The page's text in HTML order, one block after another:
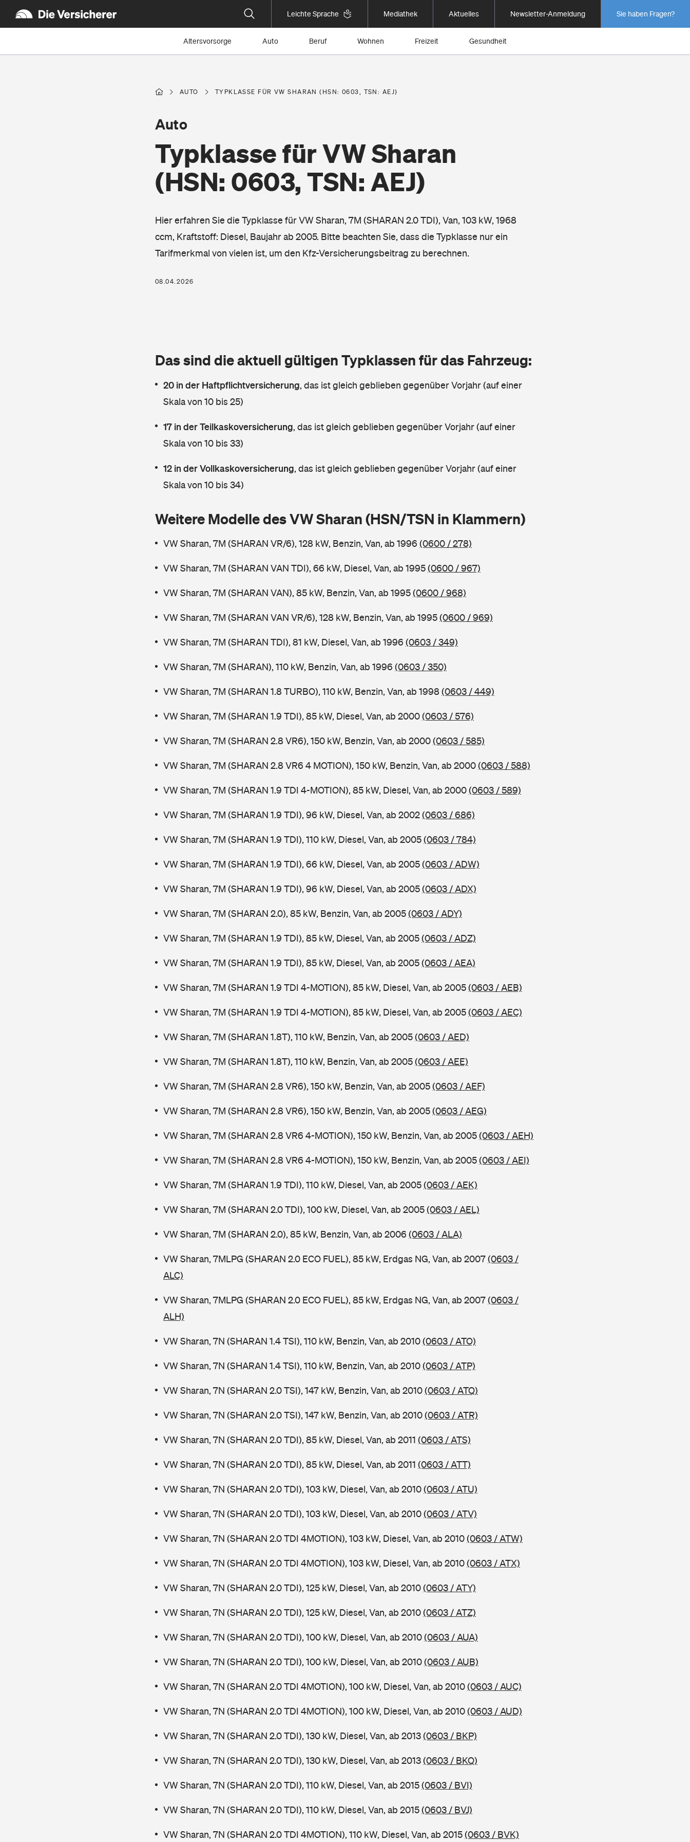
Leichte Sprache Mediathek Aktuelles Newsletter-Anmeldung Sie haben Fragen?
Altersvorsorge Auto Beruf Wohnen Freizeit Gesundheit
AUTO TYPKLASSE FÜR VW SHARAN (HSN: 0603, TSN: AEJ)
Typklasse für VW Sharan
(HSN: 0603, TSN: AEJ)
Auto
Hier erfahren Sie die Typklasse für VW Sharan, 7M (SHARAN 2.0 TDI), Van, 103 kW, 1968
ccm, Kraftstoff: Diesel, Baujahr ab 2005. Bitte beachten Sie, dass die Typklasse nur ein
Tarifmerkmal von vielen ist, um den Kfz-Versicherungsbeitrag zu berechnen.
08.04.2026
Das sind die aktuell gültigen Typklassen für das Fahrzeug:
20 in der Haftpflichtversicherung, das ist gleich geblieben gegenüber Vorjahr (auf einer
Skala von 10 bis 25)
17 in der Teilkaskoversicherung, das ist gleich geblieben gegenüber Vorjahr (auf einer
Skala von 10 bis 33)
12 in der Vollkaskoversicherung, das ist gleich geblieben gegenüber Vorjahr (auf einer
Skala von 10 bis 34)
Weitere Modelle des VW Sharan (HSN/TSN in Klammern)
VW Sharan, 7M (SHARAN VR/6), 128 kW, Benzin, Van, ab 1996 (0600 / 278)
VW Sharan, 7M (SHARAN VAN TDI), 66 kW, Diesel, Van, ab 1995(0600 / 967)
VW Sharan, 7M (SHARAN VAN), 85 kW, Benzin, Van, ab 1995(0600 / 968)
VW Sharan, 7M (SHARAN VAN VR/6), 128 kW, Benzin, Van, ab 1995(0600 / 969)
VW Sharan, 7M (SHARAN TDI), 81 kW, Diesel, Van, ab 1996 (0603 / 349)
VW Sharan, 7M (SHARAN), 110 kW, Benzin, Van, ab 1996 (0603 / 350)
VW Sharan, 7M (SHARAN 1.8 TURBO), 110 kW, Benzin, Van, ab 1998(0603 / 449)
VW Sharan, 7M (SHARAN 1.9 TDI), 85 kW, Diesel, Van, ab 2000(0603 / 576)
VW Sharan, 7M (SHARAN 2.8 VR6), 150 kW, Benzin, Van, ab 2000(0603 / 585)
VW Sharan, 7M (SHARAN 2.8 VR6 4 MOTION), 150 kW, Benzin, Van, ab 2000(0603 / 588)
VW Sharan, 7M (SHARAN 1.9 TDI 4-MOTION), 85 kW, Diesel, Van, ab 2000(0603 / 589)
VW Sharan, 7M (SHARAN 1.9 TDI), 96 kW, Diesel, Van, ab 2002(0603 / 686)
VW Sharan, 7M (SHARAN 1.9 TDI), 110 kW, Diesel, Van, ab 2005(0603 / 784)
VW Sharan, 7M (SHARAN 1.9 TDI), 66 kW, Diesel, Van, ab 2005(0603 / ADW)
VW Sharan, 7M (SHARAN 1.9 TDI), 96 kW, Diesel, Van, ab 2005(0603 / ADX)
VW Sharan, 7M (SHARAN 2.0), 85 kW, Benzin, Van, ab 2005(0603 / ADY)
VW Sharan, 7M (SHARAN 1.9 TDI), 85 kW, Diesel, Van, ab 2005(0603 / ADZ)
VW Sharan, 7M (SHARAN 1.9 TDI), 85 kW, Diesel, Van, ab 2005(0603 / AEA)
VW Sharan, 7M (SHARAN 1.9 TDI 4-MOTION), 85 kW, Diesel, Van, ab 2005(0603 / AEB)
VW Sharan, 7M (SHARAN 1.9 TDI 4-MOTION), 85 kW, Diesel, Van, ab 2005(0603 / AEC)
VW Sharan, 7M (SHARAN 1.8T), 110 kW, Benzin, Van, ab 2005(0603 / AED)
VW Sharan, 7M (SHARAN 1.8T), 110 kW, Benzin, Van, ab 2005(0603 / AEE)
VW Sharan, 7M (SHARAN 2.8 VR6), 150 kW, Benzin, Van, ab 2005(0603 / AEF)
VW Sharan, 7M (SHARAN 2.8 VR6), 150 kW, Benzin, Van, ab 2005(0603 / AEG)
VW Sharan, 7M (SHARAN 2.8 VR6 4-MOTION), 150 kW, Benzin, Van, ab 2005(0603 / AEH)
VW Sharan, 7M (SHARAN 2.8 VR6 4-MOTION), 150 kW, Benzin, Van, ab 2005(0603 / AEI)
VW Sharan, 7M (SHARAN 1.9 TDI), 110 kW, Diesel, Van, ab 2005(0603 / AEK)
VW Sharan, 7M (SHARAN 2.0 TDI), 100 kW, Diesel, Van, ab 2005(0603 / AEL)
VW Sharan, 7M (SHARAN 2.0), 85 kW, Benzin, Van, ab 2006 (0603 / ALA)
VW Sharan, 7MLPG (SHARAN 2.0 ECO FUEL), 85 kW, Erdgas NG, Van, ab 2007(0603 /
ALC)
VW Sharan, 7MLPG (SHARAN 2.0 ECO FUEL), 85 kW, Erdgas NG, Van, ab 2007(0603 /
ALH)
VW Sharan, 7N (SHARAN 1.4 TSI), 110 kW, Benzin, Van, ab 2010(0603 / ATO)
VW Sharan, 7N (SHARAN 1.4 TSI), 110 kW, Benzin, Van, ab 2010(0603 / ATP)
VW Sharan, 7N (SHARAN 2.0 TSI), 147 kW, Benzin, Van, ab 2010(0603 / ATQ)
VW Sharan, 7N (SHARAN 2.0 TSI), 147 kW, Benzin, Van, ab 2010(0603 / ATR)
VW Sharan, 7N (SHARAN 2.0 TDI), 85 kW, Diesel, Van, ab 2011 (0603 / ATS)
VW Sharan, 7N (SHARAN 2.0 TDI), 85 kW, Diesel, Van, ab 2011 (0603 / ATT)
VW Sharan, 7N (SHARAN 2.0 TDI), 103 kW, Diesel, Van, ab 2010(0603 / ATU)
VW Sharan, 7N (SHARAN 2.0 TDI), 103 kW, Diesel, Van, ab 2010(0603 / ATV)
VW Sharan, 7N (SHARAN 2.0 TDI 4MOTION), 103 kW, Diesel, Van, ab 2010(0603 / ATW)
VW Sharan, 7N (SHARAN 2.0 TDI 4MOTION), 103 kW, Diesel, Van, ab 2010(0603 / ATX)
VW Sharan, 7N (SHARAN 2.0 TDI), 125 kW, Diesel, Van, ab 2010(0603 / ATY)
VW Sharan, 7N (SHARAN 2.0 TDI), 125 kW, Diesel, Van, ab 2010(0603 / ATZ)
VW Sharan, 7N (SHARAN 2.0 TDI), 100 kW, Diesel, Van, ab 2010(0603 / AUA)
VW Sharan, 7N (SHARAN 2.0 TDI), 100 kW, Diesel, Van, ab 2010(0603 / AUB)
VW Sharan, 7N (SHARAN 2.0 TDI 4MOTION), 100 kW, Diesel, Van, ab 2010(0603 / AUC)
VW Sharan, 7N (SHARAN 2.0 TDI 4MOTION), 100 kW, Diesel, Van, ab 2010(0603 / AUD)
VW Sharan, 7N (SHARAN 2.0 TDI), 130 kW, Diesel, Van, ab 2013(0603 / BKP)
VW Sharan, 7N (SHARAN 2.0 TDI), 130 kW, Diesel, Van, ab 2013(0603 / BKQ)
VW Sharan, 7N (SHARAN 2.0 TDI), 110 kW, Diesel, Van, ab 2015(0603 / BVI)
VW Sharan, 7N (SHARAN 2.0 TDI), 110 kW, Diesel, Van, ab 2015(0603 / BVJ)
VW Sharan, 7N (SHARAN 2.0 TDI 4MOTION), 110 kW, Diesel, Van, ab 2015(0603 / BVK)